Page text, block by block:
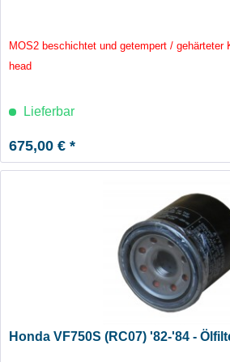
MOS2 beschichtet und getempert / gehärteter
head
Lieferbar
675,00 € *
Honda VF750S (RC07) '82-'84 -